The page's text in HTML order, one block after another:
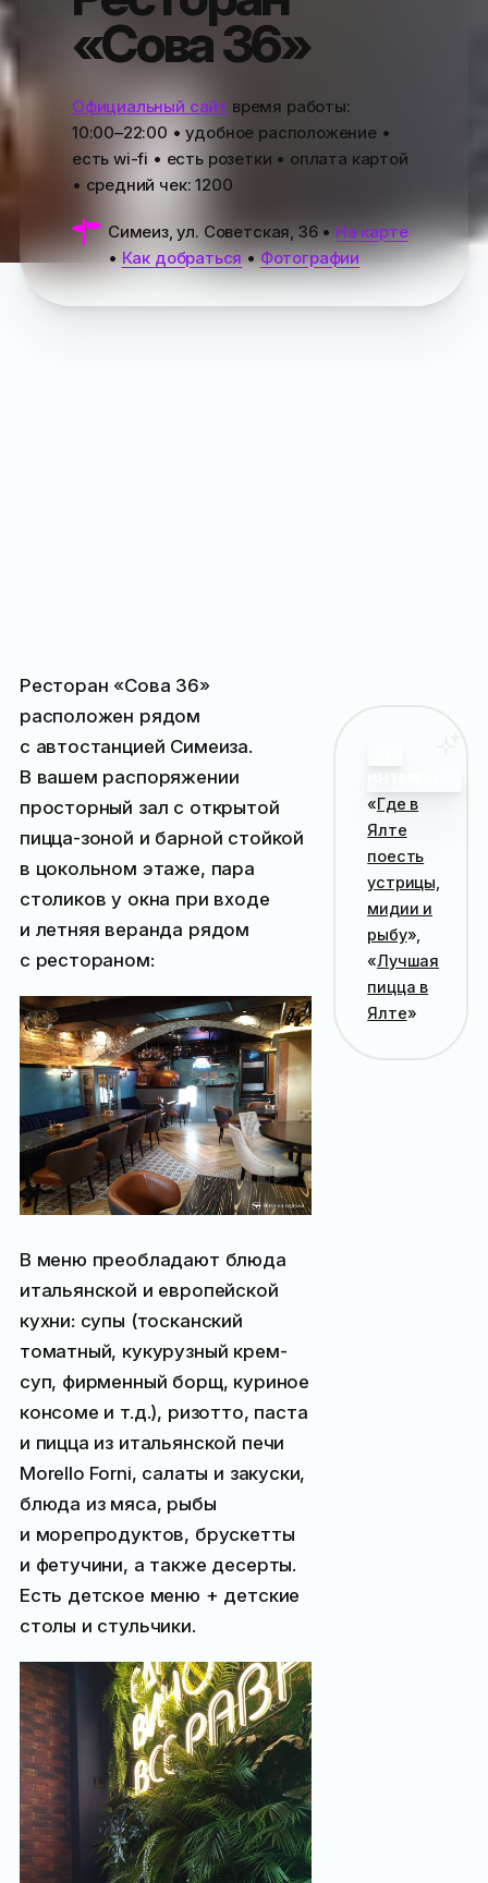
«Сова 36»
Официальный сайт время работы:
10:00–22:00 • удобное расположение •
есть wi-fi • есть розетки • оплата картой
• средний чек:1200
Симеиз, ул. Советская, 36• На карте
• Как добраться•Фотографии
Ресторан «Сова 36»
расположен рядом
с автостанцией Симеиза.
В вашем распоряжении
просторный зал с открытой
пицца-зоной и барной стойкой
в цокольном этаже, пара
столиков у окна при входе
и летняя веранда рядом
с рестораном:
В меню преобладают блюда
итальянской и европейской
кухни: супы (тосканский
томатный, кукурузный крем-
суп, фирменный борщ, куриное
консоме и т.д.), ризотто, паста
и пицца из итальянской печи
Morello Forni, салаты и закуски,
блюда из мяса, рыбы
и морепродуктов, брускетты
и фетучини, а также десерты.
Есть детское меню + детские
столы и стульчики.
«Где в
Ялте
поесть
устрицы,
мидии и
рыбу»,
«Лучшая
пицца в
Ялте»